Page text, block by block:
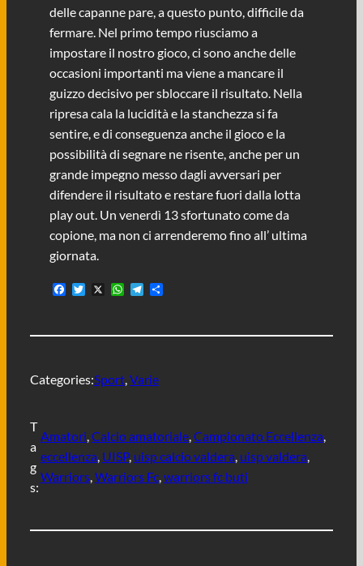
delle capanne pare, a questo punto, difficile da
fermare. Nel primo tempo riusciamo a
impostare il nostro gioco, ci sono anche delle
occasioni importanti ma viene a mancare il
guizzo decisivo per sbloccare il risultato. Nella
ripresa cala la lucidità e la stanchezza si fa
sentire, e di conseguenza anche il gioco e la
possibilità di segnare ne risente, anche per un
grande impegno messo dagli avversari per
difendere il risultato e restare fuori dalla lotta
play out. Un venerdì 13 sfortunato come da
copione, ma non ci arrenderemo fino all’ ultima
giornata.
F
b
k
T
t
X
W
s
p
T
g
m
C
i
Categories:Sport, Varie
T
a
g
s:
Amatori, Calcio amatoriale, Campionato Eccellenza,
eccellenza, UISP, uisp calcio valdera, uisp valdera,
Warriors, Warriors Fc, warriors fc buti